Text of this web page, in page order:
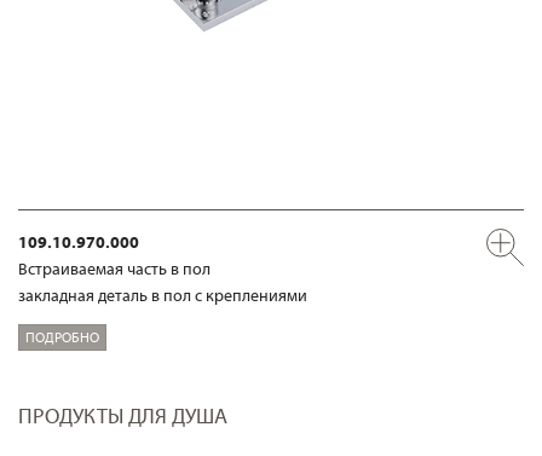
109.10.970.000
Встраиваемая часть в пол
закладная деталь в пол с креплениями
ПОДРОБНО
ПРОДУКТЫ ДЛЯ ДУША